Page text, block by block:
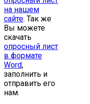
на нашем
сайте. Так же
Вы можете
скачать
опросный лист
в формате
Word,
заполнить и
отправить его
нам.